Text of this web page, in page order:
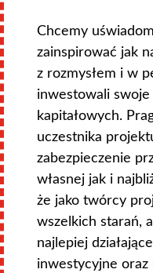
Chcemy
zainspirować jak
z rozmysłem i w
inwestowali swoje
kapitałowych.
uczestnika
zabezpieczenie
własnej jak i
że jako twórcy
wszelkich starań,
najlepiej
inwestycyjne oraz